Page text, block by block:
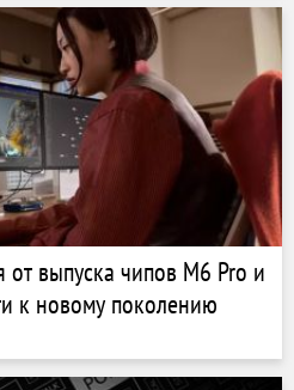
от выпуска чипов M6 Pro и
к новому поколению